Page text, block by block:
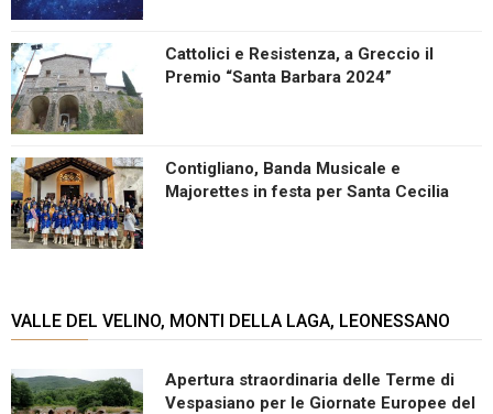
Cattolici e Resistenza, a Greccio il
Premio “Santa Barbara 2024”
Contigliano, Banda Musicale e
Majorettes in festa per Santa Cecilia
VALLE DEL VELINO, MONTI DELLA LAGA, LEONESSANO
Apertura straordinaria delle Terme di
Vespasiano per le Giornate Europee del